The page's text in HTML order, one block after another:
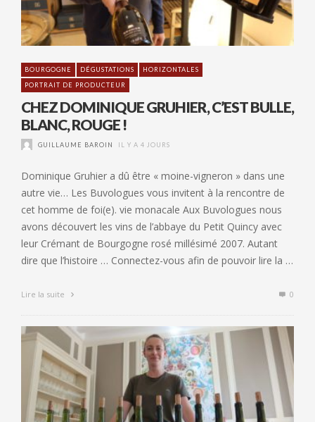
BOURGOGNE DÉGUSTATIONS
HORIZONTALES
PORTRAIT DE PRODUCTEUR
CHEZ DOMINIQUE GRUHIER, C’EST BULLE,
BLANC, ROUGE !
GUILLAUME BAROIN IL Y A 4 JOURS
Dominique Gruhier a dû être « moine-vigneron » dans une
autre vie… Les Buvologues vous invitent à la rencontre de
cet homme de foi(e). vie monacale Aux Buvologues nous
avons découvert les vins de l’abbaye du Petit Quincy avec
leur Crémant de Bourgogne rosé millésimé 2007. Autant
dire que l’histoire … Connectez-vous afin de pouvoir lire la …
Lire la suite 0